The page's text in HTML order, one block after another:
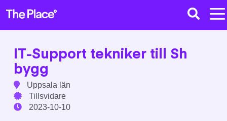
IT-Support tekniker till Sh
bygg
Uppsala län
Tillsvidare
2023-10-10